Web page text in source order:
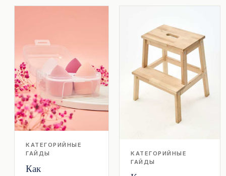
КАТЕГОРИЙНЫЕ
ГАЙДЫ
Как
КАТЕГОРИЙНЫЕ
ГАЙДЫ